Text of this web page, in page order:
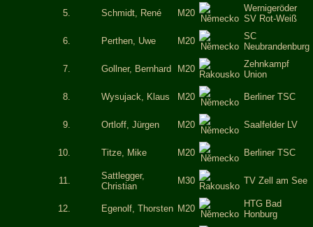
5. Schmidt, René M20
Wernigeröder
SV Rot-Weiß
6. Perthen, Uwe M20
SC
Neubrandenburg
7. Gollner, Bernhard M20
Zehnkampf
Union
8. Wysujack, Klaus M20 Berliner TSC
9. Ortloff, Jürgen M20 Saalfelder LV
10. Titze, Mike M20 Berliner TSC
11.
Sattlegger,
Christian
M30 TV Zell am See
12. Egenolf, Thorsten M20
HTG Bad
Honburg